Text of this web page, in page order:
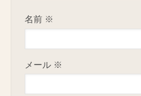
名前 ※
メール ※